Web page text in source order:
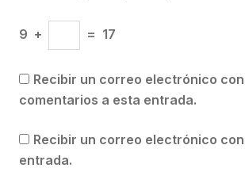
9 + = 17
Recibir un correo electrónico
comentarios a esta entrada.
Recibir un correo electrónico
entrada.